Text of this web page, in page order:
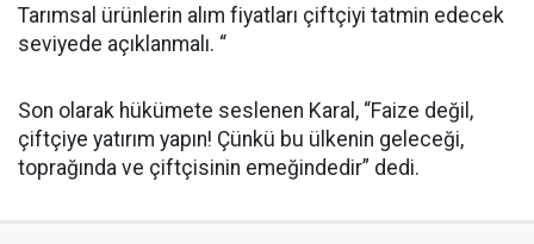
Tarımsal ürünlerin alım fiyatları çiftçiyi tatmin edecek
seviyede açıklanmalı. “
Son olarak hükümete seslenen Karal, “Faize değil,
çiftçiye yatırım yapın! Çünkü bu ülkenin geleceği,
toprağında ve çiftçisinin emeğindedir” dedi.